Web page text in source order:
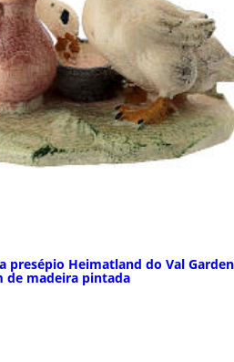
presépio Heimatland do Val
de madeira pintada